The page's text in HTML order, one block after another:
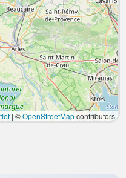
| ©OpenStreetMapcontributors